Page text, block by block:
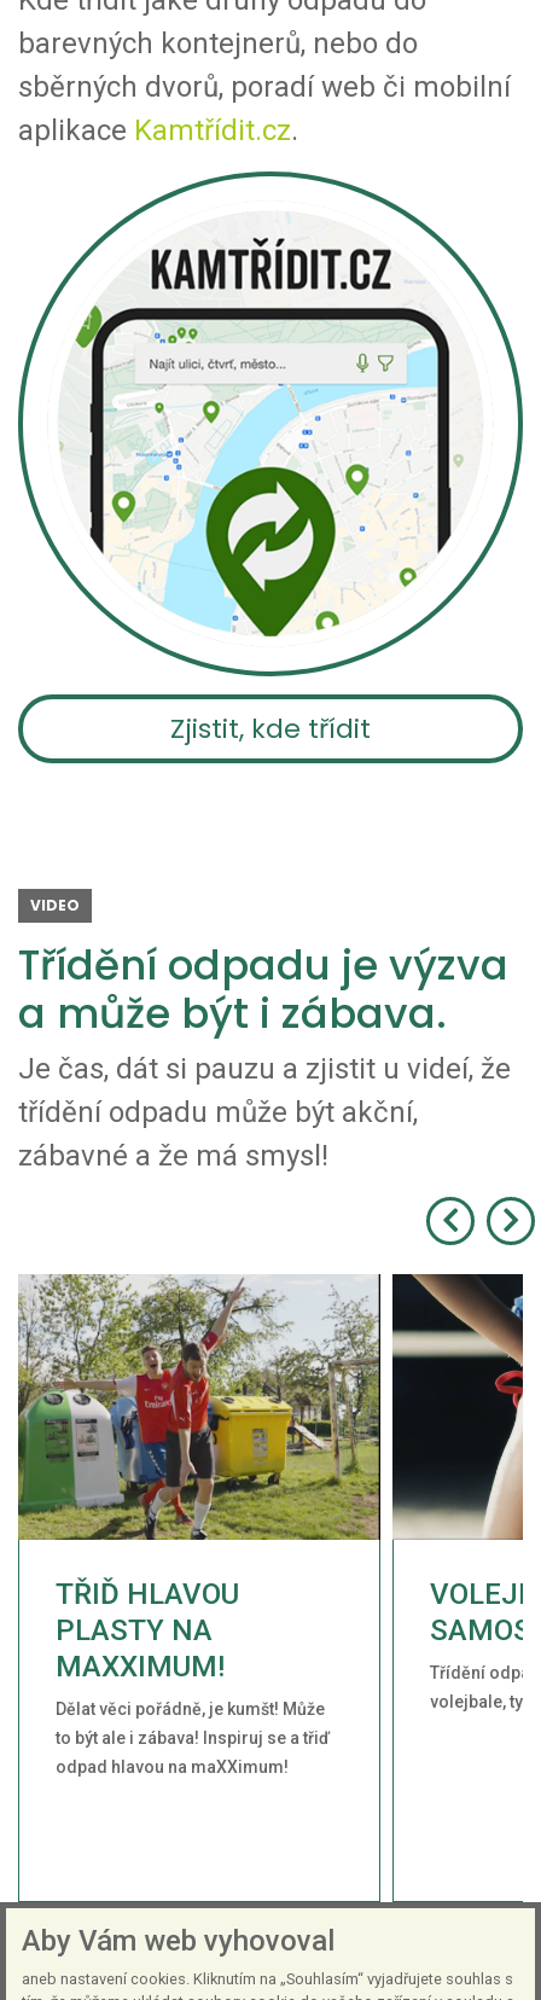
barevných kontejnerů, nebo do
sběrných dvorů, poradí web či mobilní
aplikace Kamtřídit.cz.
Zjistit, kde třídit
VIDEO
Třídění odpadu je výzva
a může být i zábava.
Je čas, dát si pauzu a zjistit u videí, že
třídění odpadu může být akční,
zábavné a že má smysl!
TŘIĎ HLAVOU
PLASTY NA
MAXXIMUM!
Dělat věci pořádně, je kumšt! Může
to být ale i zábava! Inspiruj se a třiď
odpad hlavou na maXXimum!
Třídění
volejbale, ty
Aby Vám web vyhovoval
aneb nastavení cookies. Kliknutím na „Souhlasím“ vyjadřujete souhlas s